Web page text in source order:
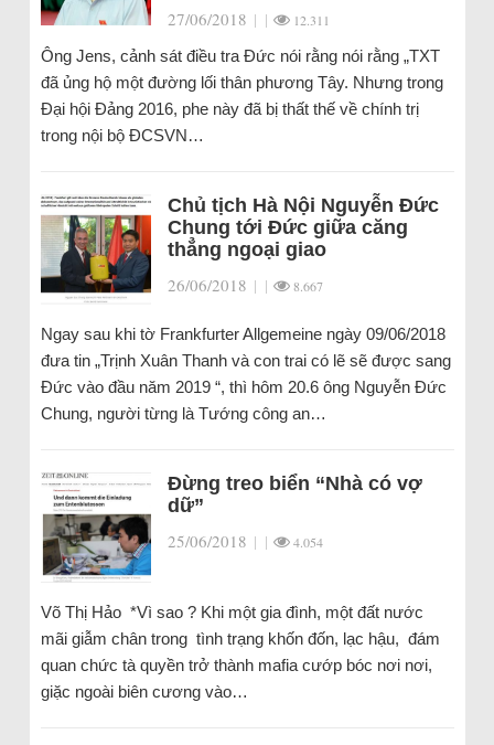
27/06/2018 | | 12.311
Ông Jens, cảnh sát điều tra Đức nói rằng nói rằng „TXT
đã ủng hộ một đường lối thân phương Tây. Nhưng trong
Đại hội Đảng 2016, phe này đã bị thất thế về chính trị
trong nội bộ ĐCSVN…
Chủ tịch Hà Nội Nguyễn Đức
Chung tới Đức giữa căng
thẳng ngoại giao
26/06/2018 | | 8.667
Ngay sau khi tờ Frankfurter Allgemeine ngày 09/06/2018
đưa tin „Trịnh Xuân Thanh và con trai có lẽ sẽ được sang
Đức vào đầu năm 2019 “, thì hôm 20.6 ông Nguyễn Đức
Chung, người từng là Tướng công an…
Đừng treo biển “Nhà có vợ
dữ”
25/06/2018 | | 4.054
Võ Thị Hảo *Vì sao ? Khi một gia đình, một đất nước
mãi giẫm chân trong tình trạng khốn đốn, lạc hậu, đám
quan chức tà quyền trở thành mafia cướp bóc nơi nơi,
giặc ngoài biên cương vào…